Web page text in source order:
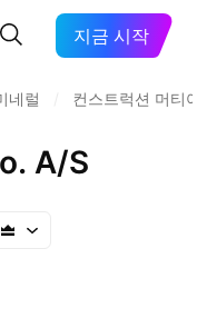
지금 시작
네럴 컨스트럭션 머티
A/S